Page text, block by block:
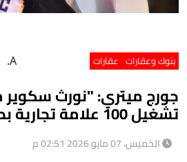
بنوك وعقارات عقارات .A
جورج ميتري: "نورث
تشغيل 100 علامة تجارية بحلول صيف 2026
الخميس، 07 مايو 2026 02:51 م